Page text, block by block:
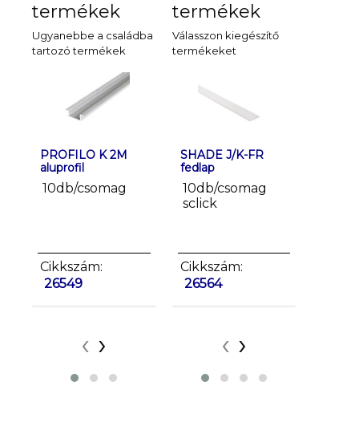
termékek
Ugyanebbe a családba
tartozó termékek
PROFILO K 2M
aluprofil
10db/csomag
Cikkszám:
26549
PROFILO K-W
aluprofil
10 db/csomag
Cikkszám:
26550
‹ ›
termékek
Válasszon kiegészítő
termékeket
SHADE J/K-FR
fedlap
10db/csomag
sclick
Cikkszám:
26564
‹ ›